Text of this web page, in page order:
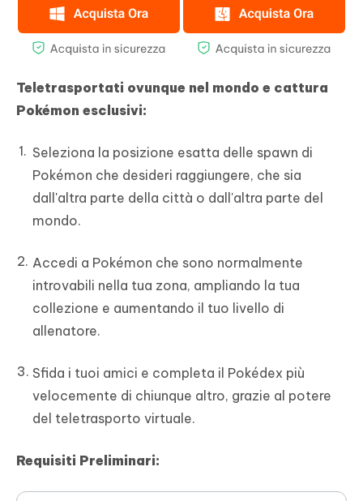
Teletrasportati ovunque nel mondo e cattura
Pokémon esclusivi:
Seleziona la posizione esatta delle spawn di
Pokémon che desideri raggiungere, che sia
dall'altra parte della città o dall'altra parte del
mondo.
Accedi a Pokémon che sono normalmente
introvabili nella tua zona, ampliando la tua
collezione e aumentando il tuo livello di
allenatore.
Sfida i tuoi amici e completa il Pokédex più
velocemente di chiunque altro, grazie al potere
del teletrasporto virtuale.
Requisiti Preliminari: